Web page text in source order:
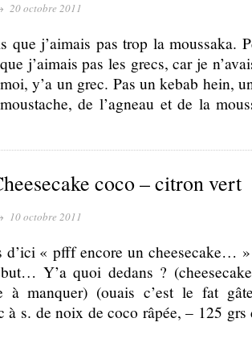
20 octobre 2011
que j’aimais pas trop la moussaka.
j’aimais pas les grecs, car je
y’a un grec. Pas un kebab hein,
de l’agneau et de la
coco – citron vert
10 octobre 2011
d’ici « pfff encore un cheesecake…
Y’a quoi dedans ?
à manquer) (ouais c’est le fat
à s. de noix de coco râpée, – 125